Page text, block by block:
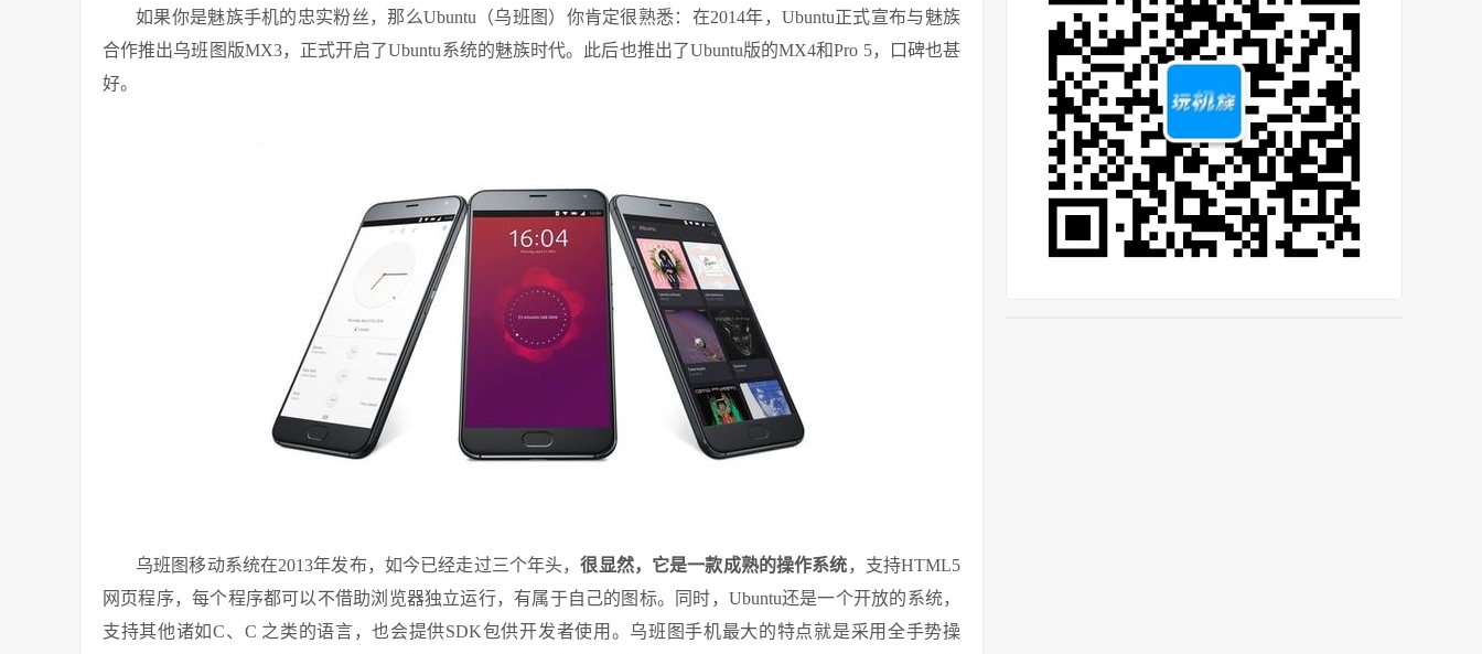
如果你是魅族手机的忠实粉丝，那么Ubuntu（乌班图）你肯定很熟悉：在2014年，Ubuntu正式宣布与魅族
合作推出乌班图版MX3，正式开启了Ubuntu系统的魅族时代。此后也推出了Ubuntu版的MX4和Pro 5，口碑也甚
好。
乌班图移动系统在2013年发布，如今已经走过三个年头，很显然，它是一款成熟的操作系统，支持HTML5
网页程序，每个程序都可以不借助浏览器独立运行，有属于自己的图标。同时，Ubuntu还是一个开放的系统，
支持其他诸如C、C 之类的语言，也会提供SDK包供开发者使用。乌班图手机最大的特点就是采用全手势操